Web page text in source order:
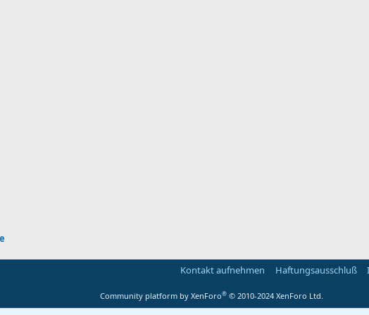
Kontakt aufnehmen Haftungsausschluß
Community platform by XenForo® © 2010-2024 XenForo Ltd.